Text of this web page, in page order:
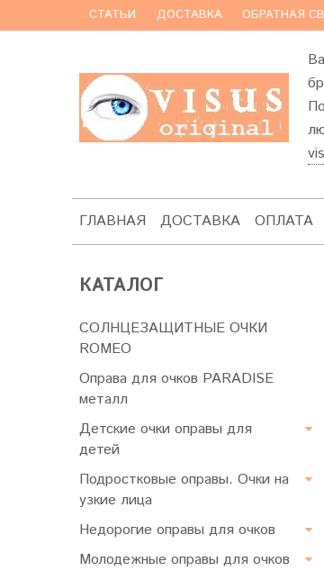
СТАТЬИ ДОСТАВКА ОБРАТНАЯ
ГЛАВНАЯ ДОСТАВКА ОПЛАТА
КАТАЛОГ
СОЛНЦЕЗАЩИТНЫЕ ОЧКИ
ROMEO
Оправа для очков PARADISE
металл
Детские очки оправы для
детей
Подростковые оправы. Очки на
узкие лица
Недорогие оправы для очков
Молодежные оправы для очков